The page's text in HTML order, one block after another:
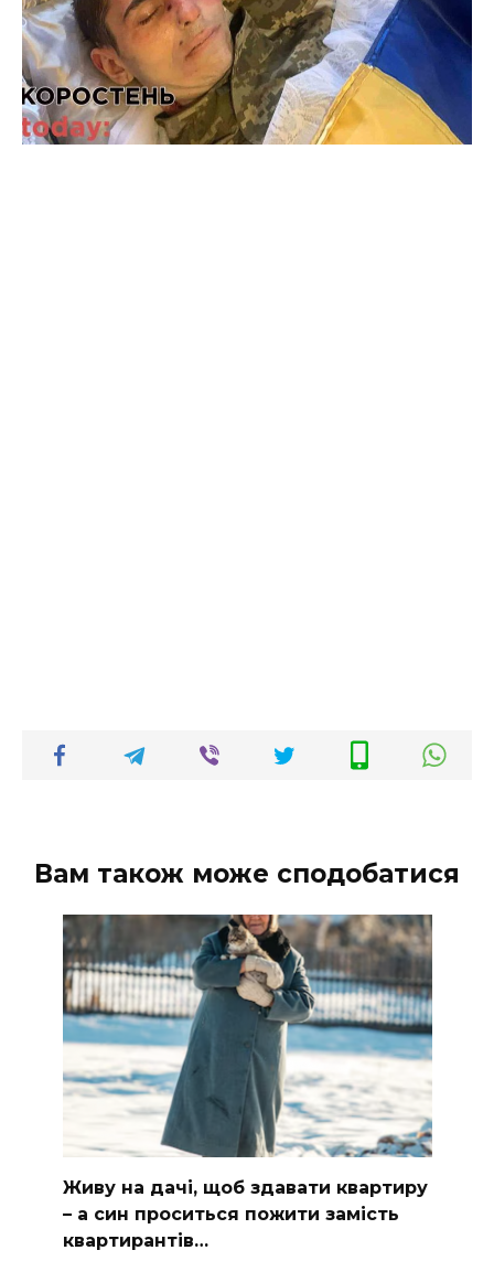
Вам також може сподобатися
Живу на дачі, щоб здавати квартиру
– а син проситься пожити замість
квартирантів…